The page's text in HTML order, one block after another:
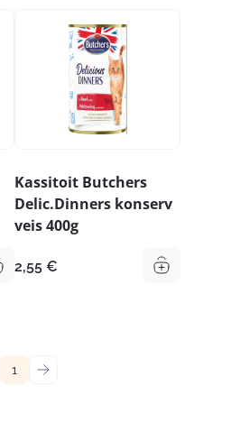
Kassitoit Butchers
Delic.Dinners konserv
veis 400g
2,55 €
1 →